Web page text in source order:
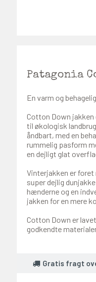
Patagonia
En varm og
Cotton Down jakken
til økologisk
åndbart, med en
rummelig pasform
en dejligt glat
Vinterjakken er foret
super dejlig
hænderne og en
jakken for en mere
Cotton Down er
godkendte
Gratis fragt